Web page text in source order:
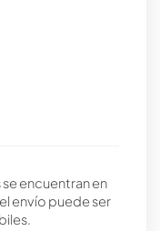
encuentran en
envío puede ser